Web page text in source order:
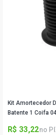
EA111 GASOLINA
AT EA111
EA111
EA111
Kit Amortecedor
Batente 1 Coifa
R$ 33,22no